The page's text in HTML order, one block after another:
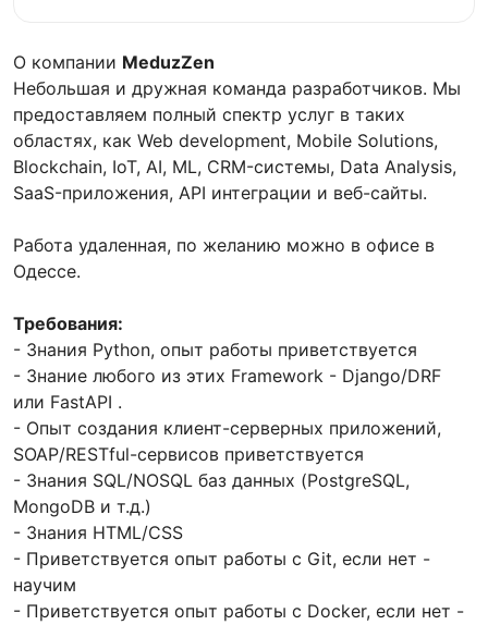
О компании MeduzZen
Небольшая и дружная команда разработчиков. Мы
предоставляем полный спектр услуг в таких
областях, как Web development, Mobile Solutions,
Blockchain, IoT, AI, ML, CRM-системы, Data Analysis,
SaaS-приложения, API интеграции и веб-сайты.
Работа удаленная, по желанию можно в офисе в
Одессе.
Требования:
- Знания Python, опыт работы приветствуется
- Знание любого из этих Framework - Django/DRF
или FastAPI .
- Опыт создания клиент-серверных приложений,
SOAP/RESTful-сервисов приветствуется
- Знания SQL/NOSQL баз данных (PostgreSQL,
MongoDB и т.д.)
- Знания HTML/CSS
- Приветствуется опыт работы с Git, если нет -
научим
- Приветствуется опыт работы с Docker, если нет -